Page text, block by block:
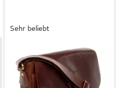
Sehr beliebt
Umhängetasche YALE
Umhängetasche Cross-Body
Bag echt Leder, Ledertasche